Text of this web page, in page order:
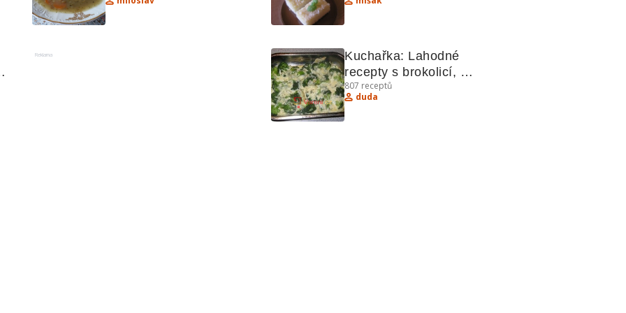
Reklama
Kuchařka: Lahodné
recepty s brokolicí,
fazolemi a kuřecím
gulášem
807 receptů
duda